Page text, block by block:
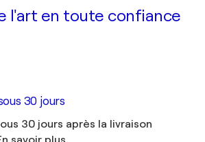
l'art en toute confiance
30 jours
30 jours après la livraison